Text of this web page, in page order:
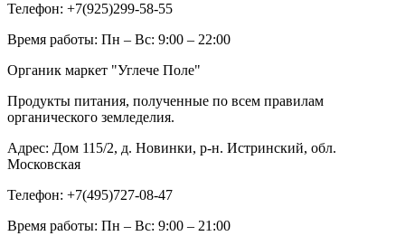
Телефон: +7(925)299-58-55
Время работы: Пн – Вс: 9:00 – 22:00
Органик маркет "Углече Поле"
Продукты питания, полученные по всем правилам
органического земледелия.
Адрес: Дом 115/2, д. Новинки, р-н. Истринский, обл.
Московская
Телефон: +7(495)727-08-47
Время работы: Пн – Вс: 9:00 – 21:00